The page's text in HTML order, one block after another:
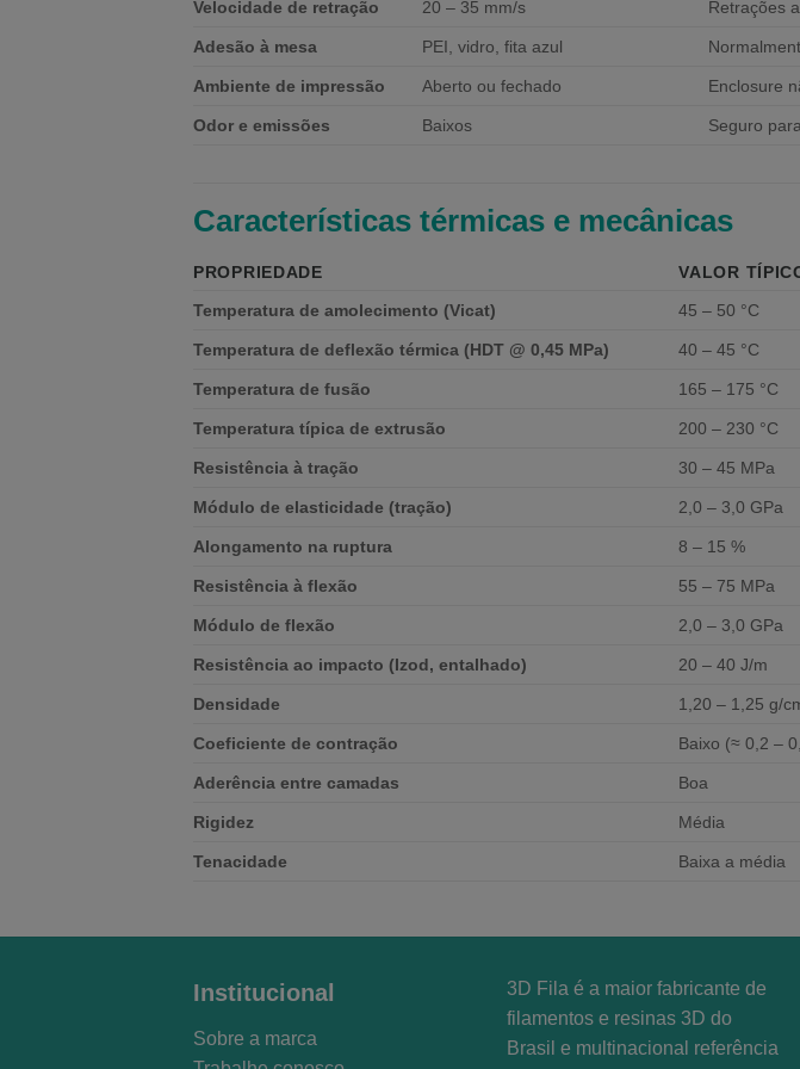
Velocidade de retração 20 – 35 mm/s Retrações
Adesão à mesa PEI, vidro, fita azul
Ambiente de impressão Aberto ou fechado Enclosure
Odor e emissões Baixos Seguro
Características térmicas e mecânicas
PROPRIEDADE VALOR
Temperatura de amolecimento (Vicat)
45 – 50 °C
Temperatura de deflexão térmica (HDT @ 0,45 MPa) 40 – 45 °C
Temperatura de fusão 165 – 175 °C
Temperatura típica de extrusão 200 – 230 °C
Resistência à tração 30 – 45 MPa
Módulo de elasticidade (tração) 2,0 – 3,0 GPa
Alongamento na ruptura 8 – 15 %
Resistência à flexão 55 – 75 MPa
Módulo de flexão 2,0 – 3,0 GPa
Resistência ao impacto (Izod, entalhado) 20 – 40 J/m
Densidade 1,20 – 1,25 g/
Coeficiente de contração Baixo (≈ 0,2 –
Aderência entre camadas Boa
Rigidez Média
Tenacidade Baixa a média
Institucional
Sobre a marca
3D Fila é a maior fabricante de
filamentos e resinas 3D do
Brasil e multinacional referência